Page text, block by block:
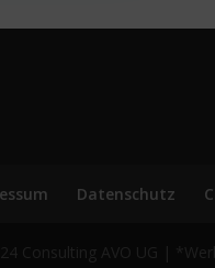
Datenschutz
Consulting AVO UG |